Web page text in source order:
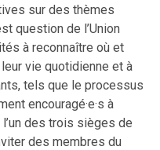
sur des thèmes
question de l’Union
à reconnaître où et
vie quotidienne et à
tels que le processus
encouragé·e·s à
des trois sièges de
des membres du